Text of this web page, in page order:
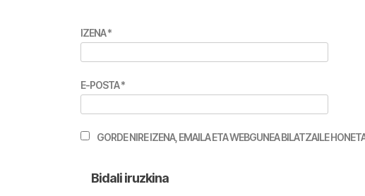
IZENA*
E-POSTA*
GORDE NIRE IZENA, EMAILA ETA WEBGUNEA BILATZAILE